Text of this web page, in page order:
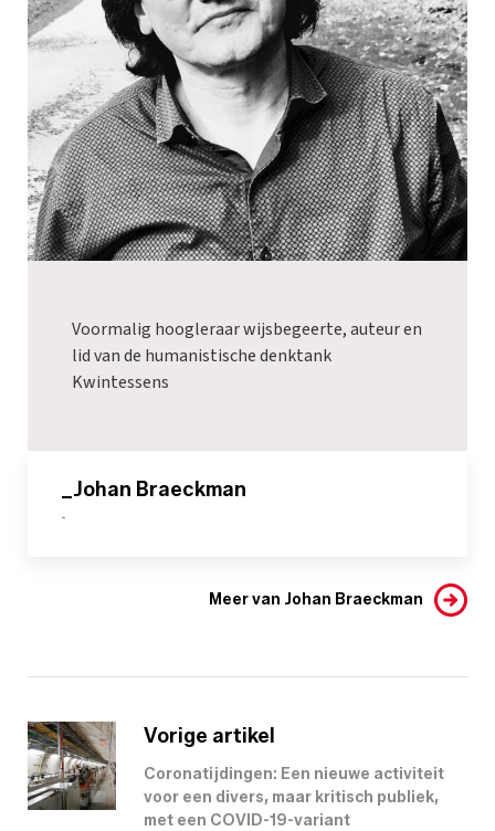
Voormalig hoogleraar wijsbegeerte, auteur en
lid van de humanistische denktank
Kwintessens
_Johan Braeckman
-
Meer van Johan Braeckman
Vorige artikel
Coronatijdingen: Een nieuwe activiteit
voor een divers, maar kritisch publiek,
met een COVID-19-variant